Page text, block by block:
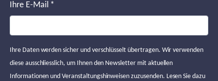
Ihre E-Mail *
Ihre Daten werden sicher und verschlüsselt übertragen. Wir verwenden
diese ausschliesslich, um Ihnen den Newsletter mit aktuellen
Informationen und Veranstaltungshinweisen zuzusenden. Lesen Sie dazu